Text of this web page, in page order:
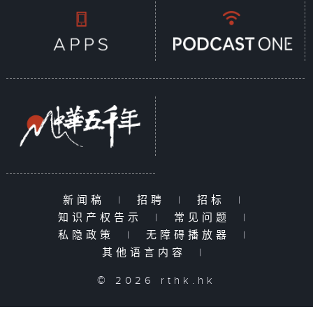
新闻稿 | 招聘 | 招标
|
知识产权告示
| 常见问题
|
私隐政策
| 无障碍播放器
|
其他语言内容
|
© 2026 rthk.hk